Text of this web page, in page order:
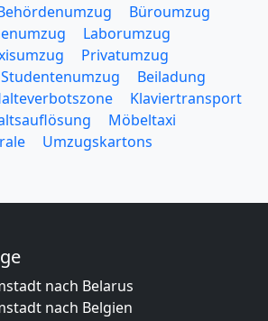
Büroumzug
Laborumzug
Privatumzug
Studentenumzug
Beiladung
Klaviertransport
Möbeltaxi
Umzugskartons
nach Belarus
nach Belgien